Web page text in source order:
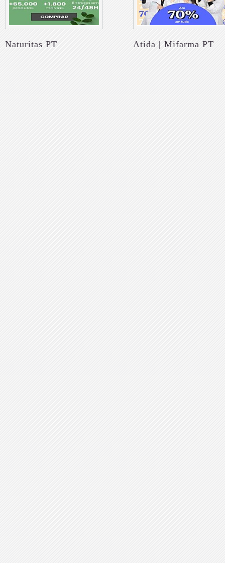
Naturitas PT Atida | Mifarma PT